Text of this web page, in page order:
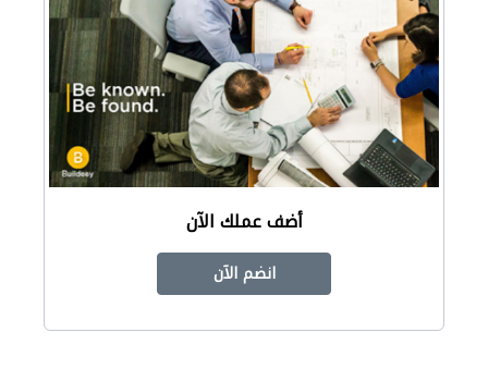
أضف عملك الآن
انضم الآن